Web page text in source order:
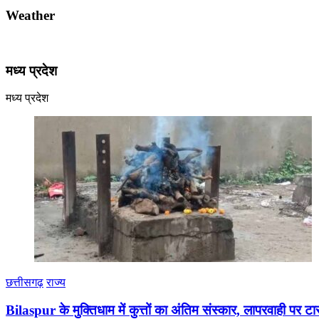
Weather
मध्य प्रदेश
मध्य प्रदेश
छत्तीसगढ़ राज्य
Bilaspur के मुक्तिधाम में कुत्तों का अंतिम संस्कार, लापरवाही पर